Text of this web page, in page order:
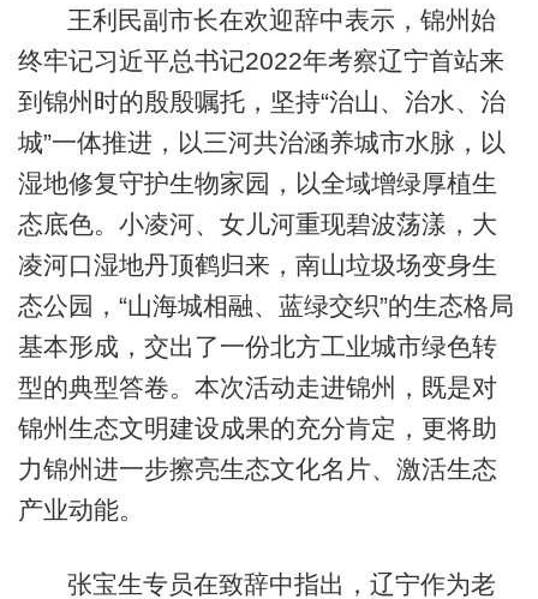
王利民副市长在欢迎辞中表示，锦州始
终牢记习近平总书记2022年考察辽宁首站来
到锦州时的殷殷嘱托，坚持“治山、治水、治
城”一体推进，以三河共治涵养城市水脉，以
湿地修复守护生物家园，以全域增绿厚植生
态底色。小凌河、女儿河重现碧波荡漾，大
凌河口湿地丹顶鹤归来，南山垃圾场变身生
态公园，“山海城相融、蓝绿交织”的生态格局
基本形成，交出了一份北方工业城市绿色转
型的典型答卷。本次活动走进锦州，既是对
锦州生态文明建设成果的充分肯定，更将助
力锦州进一步擦亮生态文化名片、激活生态
产业动能。
张宝生专员在致辞中指出，辽宁作为老